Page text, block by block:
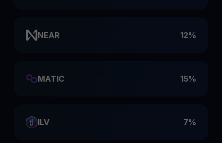
NEAR 12%
MATIC 15%
ILV 7%